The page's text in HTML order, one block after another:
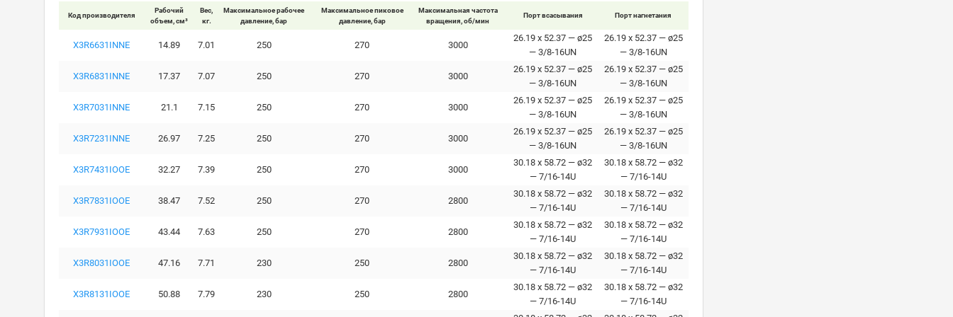
Код производителя
Рабочий
объем, см³
Вес,
кг.
Максимальное рабочее
давление, бар
Максимальное пиковое
давление, бар
Максимальная частота
вращения, об/мин
Порт всасывания Порт нагнетания
X3R6631INNE 14.89 7.01 250 270 3000
26.19 x 52.37 — ø25
— 3/8-16UN
26.19 x 52.37 — ø25
— 3/8-16UN
X3R6831INNE 17.37 7.07 250 270 3000
26.19 x 52.37 — ø25
— 3/8-16UN
26.19 x 52.37 — ø25
— 3/8-16UN
X3R7031INNE 21.1 7.15 250 270 3000
26.19 x 52.37 — ø25
— 3/8-16UN
26.19 x 52.37 — ø25
— 3/8-16UN
X3R7231INNE 26.97 7.25 250 270 3000
26.19 x 52.37 — ø25
— 3/8-16UN
26.19 x 52.37 — ø25
— 3/8-16UN
X3R7431IOOE 32.27 7.39 250 270 3000
30.18 x 58.72 — ø32
— 7/16-14U
30.18 x 58.72 — ø32
— 7/16-14U
X3R7831IOOE 38.47 7.52 250 270 2800
30.18 x 58.72 — ø32
— 7/16-14U
30.18 x 58.72 — ø32
— 7/16-14U
X3R7931IOOE 43.44 7.63 250 270 2800
30.18 x 58.72 — ø32
— 7/16-14U
30.18 x 58.72 — ø32
— 7/16-14U
X3R8031IOOE 47.16 7.71 230 250 2800
30.18 x 58.72 — ø32
— 7/16-14U
30.18 x 58.72 — ø32
— 7/16-14U
X3R8131IOOE 50.88 7.79 230 250 2800
30.18 x 58.72 — ø32
— 7/16-14U
30.18 x 58.72 — ø32
— 7/16-14U